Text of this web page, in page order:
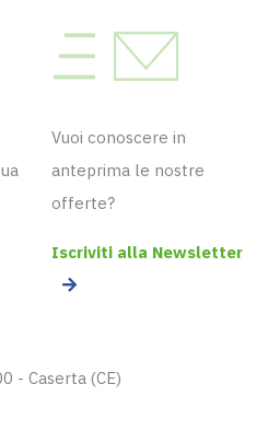
Vuoi conoscere in
anteprima le nostre
offerte?
Iscriviti alla Newsletter
- Caserta (CE)